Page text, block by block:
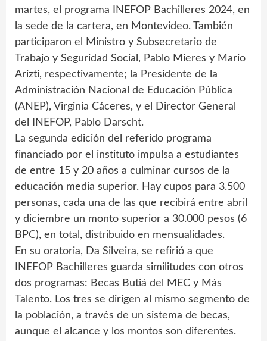
martes, el programa INEFOP Bachilleres 2024, en
la sede de la cartera, en Montevideo. También
participaron el Ministro y Subsecretario de
Trabajo y Seguridad Social, Pablo Mieres y Mario
Arizti, respectivamente; la Presidente de la
Administración Nacional de Educación Pública
(ANEP), Virginia Cáceres, y el Director General
del INEFOP, Pablo Darscht.
La segunda edición del referido programa
financiado por el instituto impulsa a estudiantes
de entre 15 y 20 años a culminar cursos de la
educación media superior. Hay cupos para 3.500
personas, cada una de las que recibirá entre abril
y diciembre un monto superior a 30.000 pesos (6
BPC), en total, distribuido en mensualidades.
En su oratoria, Da Silveira, se refirió a que
INEFOP Bachilleres guarda similitudes con otros
dos programas: Becas Butiá del MEC y Más
Talento. Los tres se dirigen al mismo segmento de
la población, a través de un sistema de becas,
aunque el alcance y los montos son diferentes.